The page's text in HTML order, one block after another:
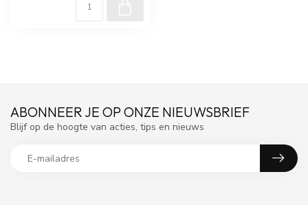
ABONNEER JE OP ONZE NIEUWSBRIEF
Blijf op de hoogte van acties, tips en nieuws